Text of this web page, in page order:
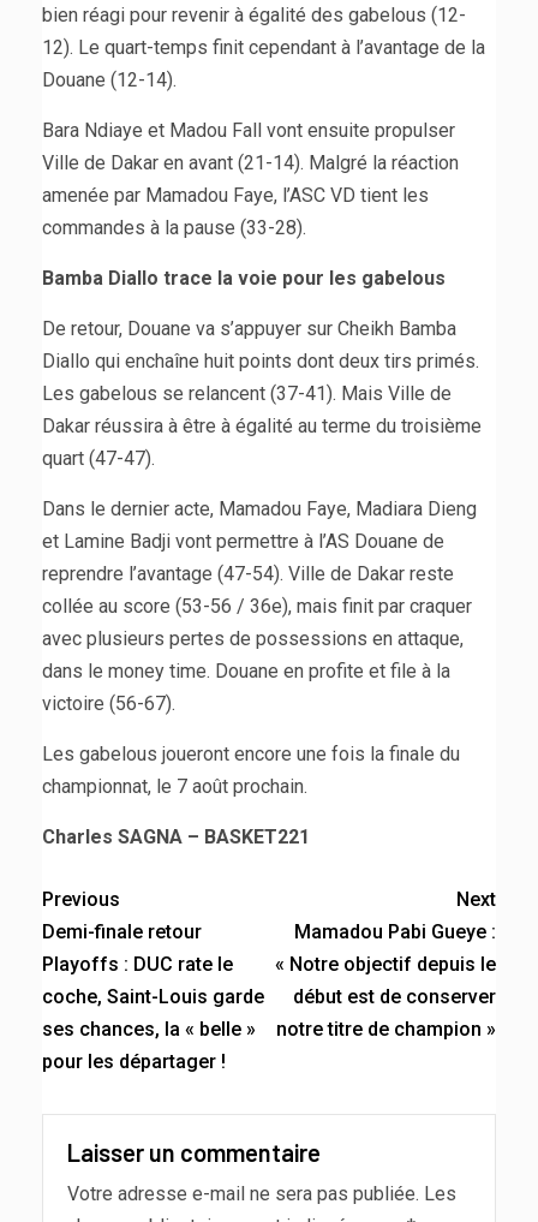
bien réagi pour revenir à égalité des gabelous (12-
12). Le quart-temps finit cependant à l’avantage de la
Douane (12-14).
Bara Ndiaye et Madou Fall vont ensuite propulser
Ville de Dakar en avant (21-14). Malgré la réaction
amenée par Mamadou Faye, l’ASC VD tient les
commandes à la pause (33-28).
Bamba Diallo trace la voie pour les gabelous
De retour, Douane va s’appuyer sur Cheikh Bamba
Diallo qui enchaîne huit points dont deux tirs primés.
Les gabelous se relancent (37-41). Mais Ville de
Dakar réussira à être à égalité au terme du troisième
quart (47-47).
Dans le dernier acte, Mamadou Faye, Madiara Dieng
et Lamine Badji vont permettre à l’AS Douane de
reprendre l’avantage (47-54). Ville de Dakar reste
collée au score (53-56 / 36e), mais finit par craquer
avec plusieurs pertes de possessions en attaque,
dans le money time. Douane en profite et file à la
victoire (56-67).
Les gabelous joueront encore une fois la finale du
championnat, le 7 août prochain.
Charles SAGNA – BASKET221
Previous
Demi-finale retour
Playoffs : DUC rate le
coche, Saint-Louis garde
ses chances, la « belle »
pour les départager !
Next
Mamadou Pabi Gueye :
« Notre objectif depuis le
début est de conserver
notre titre de champion »
Laisser un commentaire
Votre adresse e-mail ne sera pas publiée. Les